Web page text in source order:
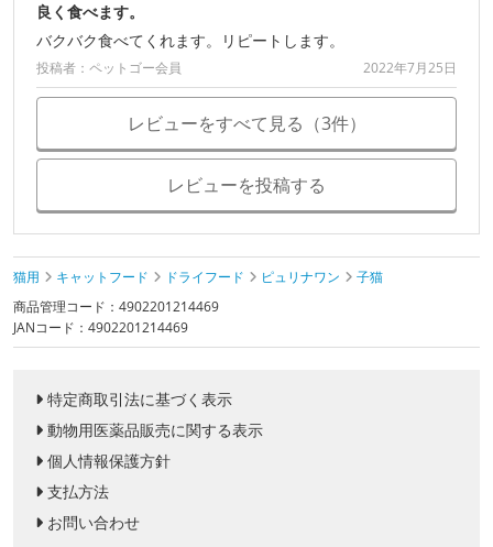
良く食べます。
バクバク食べてくれます。リピートします。
投稿者：ペットゴー会員 2022年7月25日
レビューをすべて見る（3件）
レビューを投稿する
猫用 キャットフード ドライフード ピュリナワン
子猫
商品管理コード：4902201214469
JANコード：4902201214469
特定商取引法に基づく表示
動物用医薬品販売に関する表示
個人情報保護方針
支払方法
お問い合わせ